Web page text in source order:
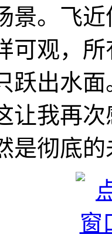
景。飞
可观，
跃出水
让我再
是彻底